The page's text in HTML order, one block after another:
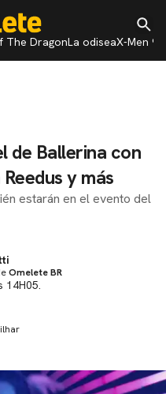
The DragonLa odiseaX-Men 97
de Ballerina con
y más
estarán en el evento del
Omelete BR
14H05.